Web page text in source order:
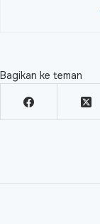
Bagikan ke teman